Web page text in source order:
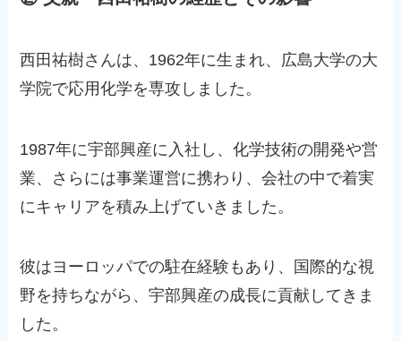
西田祐樹さんは、1962年に生まれ、広島大学の大
学院で応用化学を専攻しました。
1987年に宇部興産に入社し、化学技術の開発や営
業、さらには事業運営に携わり、会社の中で着実
にキャリアを積み上げていきました。
彼はヨーロッパでの駐在経験もあり、国際的な視
野を持ちながら、宇部興産の成長に貢献してきま
した。